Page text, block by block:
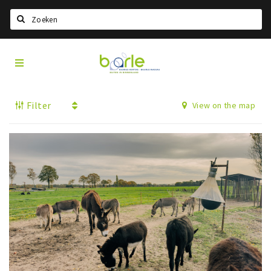
Home
Events
About Baarle
History
Visit Baarle Shop
Enclave voucher
Eat
Drink
Visit
Baarle
Filter View on the map